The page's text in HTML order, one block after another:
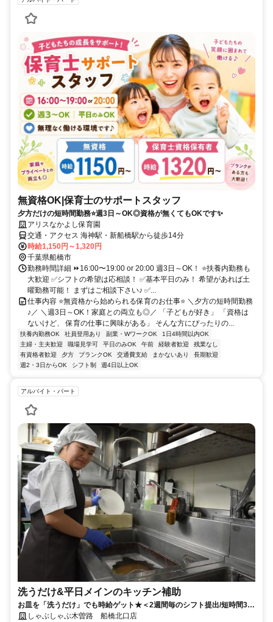
無資格OK|保育士のサポートスタッフ
夕方だけの短時間勤務⭐週3日～OK◎資格が無くてもOKです✨
アリスなかよし保育園
交通・アクセス 海神駅・新船橋駅から徒歩14分
時給1,150円～1,320円
千葉県船橋市
勤務時間詳細 ⏩16:00〜19:00 or 20:00 週3日～OK！ ⭐扶養内勤務も
大歓迎 ✅シフトの希望は応相談！ ✅基本平日のみ！ 希望があれば土
曜勤務可能！ まずはご相談下さい♪ ✅...
仕事内容 ⭐無資格から始められる保育のお仕事⭐ ＼夕方の短時間勤務
♪／ ＼週3日～OK！家庭との両立も◎／ 「子どもが好き」 「資格は
ないけど、 保育の仕事に興味がある」 そんな方にぴったりの...
扶養内勤務OK 社員登用あり 副業・WワークOK
1日4時間以内OK
主婦・主夫歓迎
職場見学可 平日のみOK 午前 経験者歓迎
残業なし
有資格者歓迎
夕方 ブランクOK 交通費支給 まかないあり
長期歓迎
週2・3日からOK
シフト制 週4日以上OK
アルバイト・パート
洗うだけ&平日メインのキッチン補助
お皿を「洗うだけ」でも時給ゲット★＜2週間毎のシフト提出/短時間3h
～/週2日～＞
しゃぶしゃぶ木曽路 船橋北口店